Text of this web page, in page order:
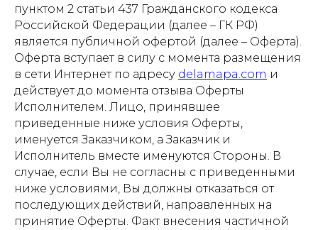
пунктом 2 статьи 437 Гражданского кодекса
Российской Федерации (далее – ГК РФ)
является публичной офертой (далее – Оферта).
Оферта вступает в силу с момента размещения
в сети Интернет по адресу delamapa.com и
действует до момента отзыва Оферты
Исполнителем. Лицо, принявшее
приведенные ниже условия Оферты,
именуется Заказчиком, а Заказчик и
Исполнитель вместе именуются Стороны. В
случае, если Вы не согласны с приведенными
ниже условиями, Вы должны отказаться от
последующих действий, направленных на
принятие Оферты. Факт внесения частичной